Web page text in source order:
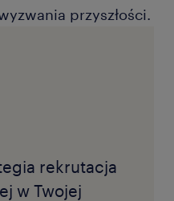
przyszłości.
rekrutacja
w Twojej